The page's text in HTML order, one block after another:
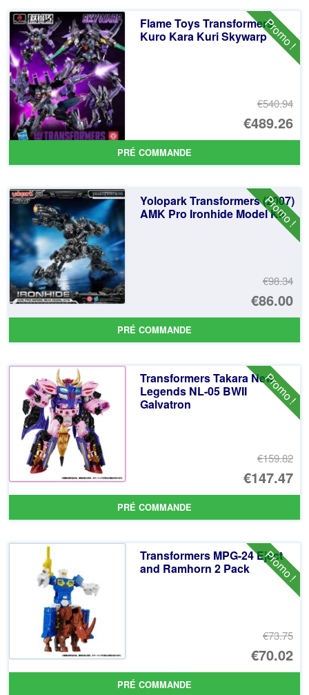
Promo !
Flame Toys Transformers
Kuro Kara Kuri Skywarp
€540.94
Le
€489.26
Le
PRÉ COMMANDE
Promo !
Yolopark Transformers (2007)
AMK Pro Ironhide Model Kit
€98.34
Le
€86.00
Le
PRÉ COMMANDE
Promo !
Transformers Takara New
Legends NL-05 BWII
Galvatron
€159.82
Le
€147.47
Le
PRÉ COMMANDE
Promo !
Transformers MPG-24 Eject
and Ramhorn 2 Pack
€73.75
Le
€70.02
Le
PRÉ COMMANDE